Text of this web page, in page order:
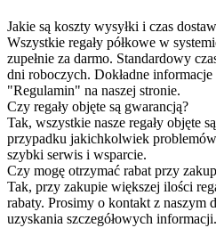
Jakie są koszty wysyłki i czas
Wszystkie regały półkowe w
zupełnie za darmo. Standardowy
dni roboczych. Dokładne informacje
"Regulamin" na naszej stronie.
Czy regały objęte są gwarancją?
Tak, wszystkie nasze regały objęte
przypadku jakichkolwiek
szybki serwis i wsparcie.
Czy mogę otrzymać rabat przy
Tak, przy zakupie większej ilości
rabaty. Prosimy o kontakt z naszym
uzyskania szczegółowych informacji.